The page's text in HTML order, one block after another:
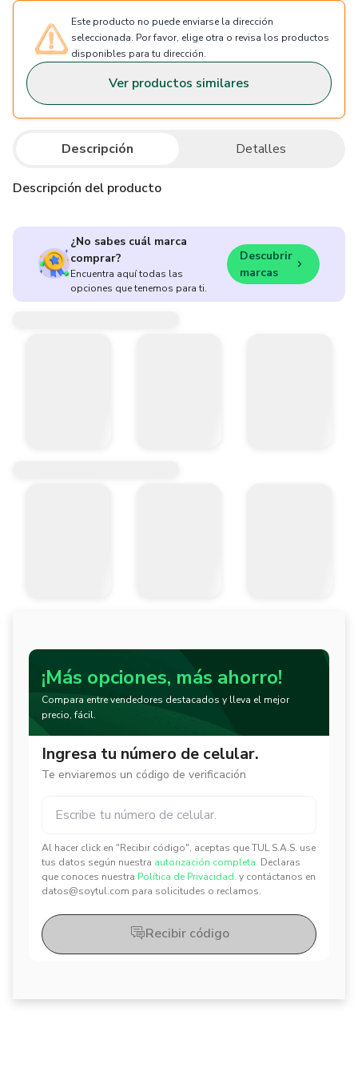
Este producto no puede enviarse la dirección
seleccionada. Por favor, elige otra o revisa los productos
disponibles para tu dirección.
Ver productos similares
Descripción Detalles
Descripción del producto
¿No sabes cuál marca
comprar?
Encuentra aquí todas las
opciones que tenemos para ti.
Descubrir
marcas
¡Más opciones, más ahorro!
Compara entre vendedores destacados y lleva el mejor
precio, fácil.
Ingresa tu número de celular.
Te enviaremos un código de verificación
Al hacer click en "Recibir código", aceptas que TUL S.A.S. use
tus datos según nuestra autorización completa. Declaras
que conoces nuestra Política de Privacidad. y contáctanos en
datos@soytul.com para solicitudes o reclamos.
✕
✕
Recibir código